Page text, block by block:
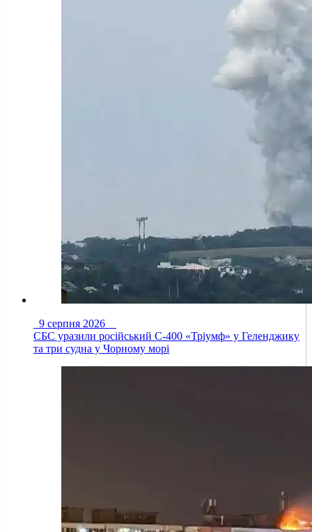
9 серпня 2026
СБС уразили російський С-400 «Тріумф» у Геленджику
та три судна у Чорному морі